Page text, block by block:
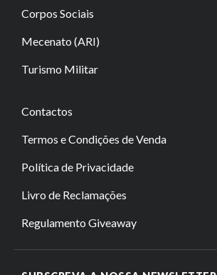
Corpos Sociais
Mecenato (ARI)
Turismo Militar
Contactos
Termos e Condições de Venda
Política de Privacidade
Livro de Reclamações
Regulamento Giveaway